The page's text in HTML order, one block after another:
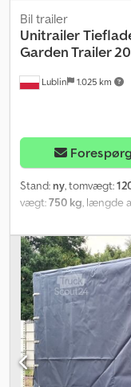
Lublin 1.025 km
Bil trailer
Unitrailer
Garden Trailer 20
Stand: ny, tomvægt:
vægt:750 kg , længde
FORSENDELSE ER
RUMÆNIEN, ITALIEN,
NEDERLANDENE.
200 KIPP med ekstra
buestativ samt
Lasteflademål: 200
dokumenter til
års garanti) samt